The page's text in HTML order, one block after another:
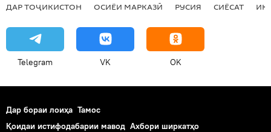
ДАР ТОҶИКИСТОН ОСИЁИ МАРКАЗӢ РУСИЯ СИЁСАТ
Telegram VK OK
Дар бораи лоиҳа Тамос
Қоидаи истифодабарии мавод Ахбори ширкатҳо